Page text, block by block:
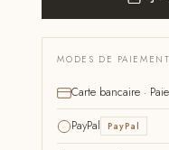
MODES DE
Carte bancaire ·
PayPal PayPal